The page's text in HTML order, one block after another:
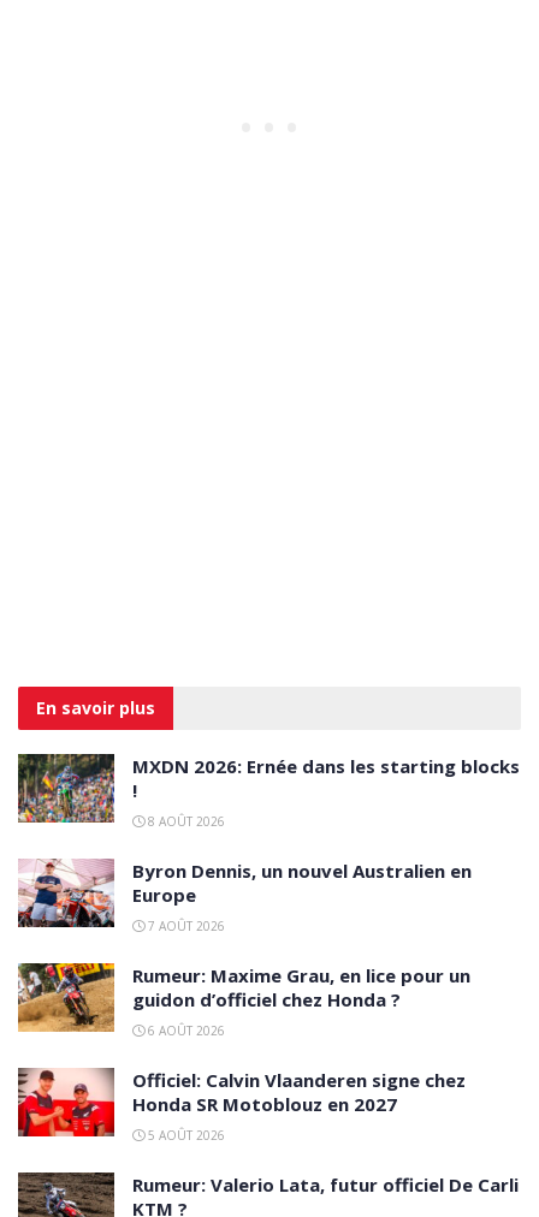
En savoir plus
MXDN 2026: Ernée dans les starting blocks
!
8 AOÛT 2026
Byron Dennis, un nouvel Australien en
Europe
7 AOÛT 2026
Rumeur: Maxime Grau, en lice pour un
guidon d’officiel chez Honda ?
6 AOÛT 2026
Officiel: Calvin Vlaanderen signe chez
Honda SR Motoblouz en 2027
5 AOÛT 2026
Rumeur: Valerio Lata, futur officiel De Carli
KTM ?